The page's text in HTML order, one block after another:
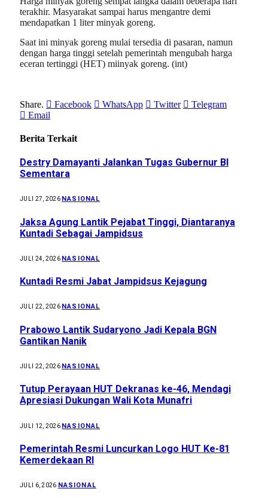
terakhir. Masyarakat sampai harus mengantre demi
mendapatkan 1 liter minyak goreng.
Saat ini minyak goreng mulai tersedia di pasaran, namun
dengan harga tinggi setelah pemerintah mengubah harga
eceran tertinggi (HET) miinyak goreng. (int)
Share. Facebook WhatsApp Twitter
Telegram
Email
Berita Terkait
Destry Damayanti Jalankan Tugas Gubernur BI
Sementara
JULI 27, 2026 NASIONAL
Jaksa Agung Lantik Pejabat Tinggi, Diantaranya
Kuntadi Sebagai Jampidsus
JULI 24, 2026 NASIONAL
Kuntadi Resmi Jabat Jampidsus Kejagung
JULI 22, 2026 NASIONAL
Prabowo Lantik Sudaryono Jadi Kepala BGN
Gantikan Nanik
JULI 22, 2026 NASIONAL
Tutup Perayaan HUT Dekranas ke-46, Mendagi
Apresiasi Dukungan Wali Kota Munafri
JULI 12, 2026 NASIONAL
Pemerintah Resmi Luncurkan Logo HUT Ke-81
Kemerdekaan RI
JULI 6, 2026 NASIONAL